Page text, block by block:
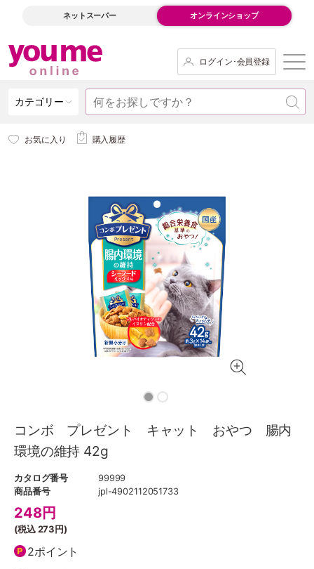
ネットスーパー オンラインショップ
ログイン･会員登録
カテゴリー
お気に入り 購入履歴
コンボ プレゼント キャット おやつ 腸内
環境の維持 42g
カタログ番号
99999
商品番号
jpl-4902112051733
248円
(税込273円)
2ポイント